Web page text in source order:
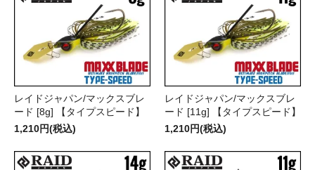
レイドジャパン/マックスブレ
ード [8g] 【タイプスピード】
1,210円(税込)
レイドジャパン/マックスブレ
ード [11g] 【タイプスピード】
1,210円(税込)